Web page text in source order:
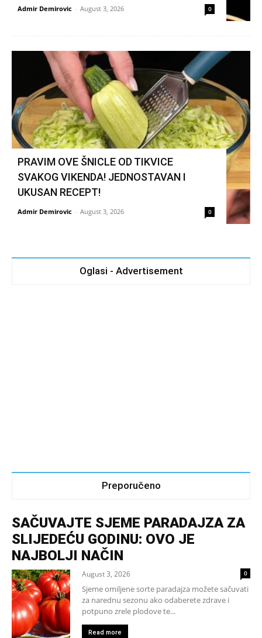
Admir Demirovic - August 3, 2026 0
PRAVIM OVE ŠNICLE OD TIKVICE
SVAKOG VIKENDA! JEDNOSTAVAN I
UKUSAN RECEPT!
Admir Demirovic - August 3, 2026 0
Oglasi - Advertisement
Preporučeno
SAČUVAJTE SJEME PARADAJZA ZA
SLIJEDEĆU GODINU: OVO JE
NAJBOLJI NAČIN
August 3, 2026 0
Sjeme omiljene sorte paradajza možete sačuvati
za narednu sezonu ako odaberete zdrave i
potpuno zrele plodove te...
Read more